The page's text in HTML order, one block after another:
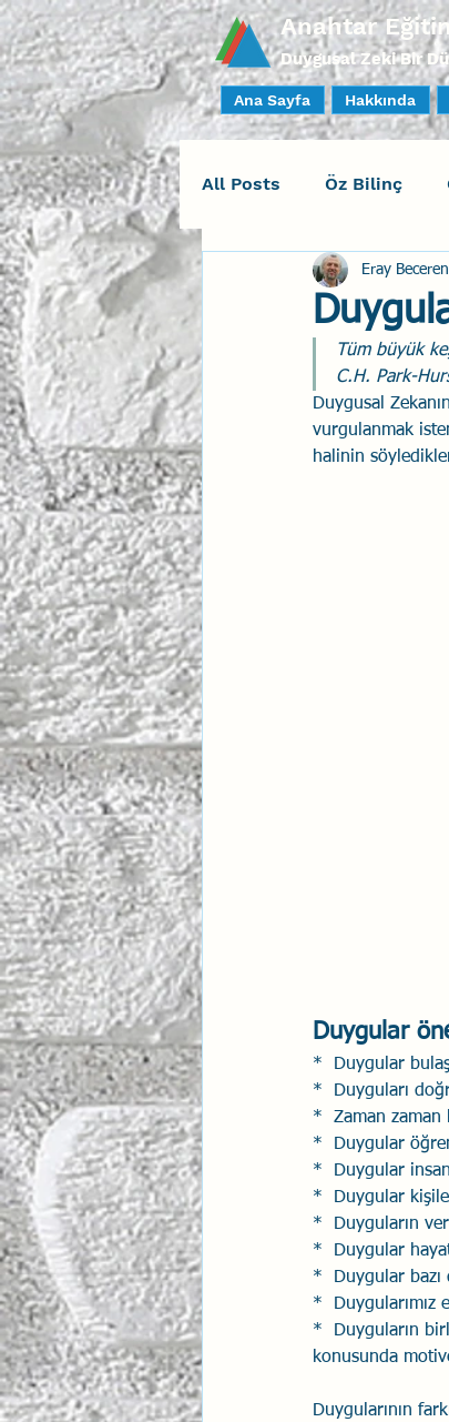
Anahtar
Duygusal Zeki Bir
Ana Sayfa Hakkında
All Posts Öz Bilinç
Sosyal Bilinç İlişki
Yaratıcı Drama
Duygusal Zeka Koçluğu
Eray Beceren
Tüm büyük
C.H. Park-
Duygusal
vurgulanmak
halinin
Duygular
*  Duygular
*  Duyguları
*  Zaman zaman
*  Duygular
*  Duygular
*  Duygular
*  Duyguların
*  Duygular
*  Duygular bazı
*  Duygularımız
*  Duyguların
konusunda
Duygularının